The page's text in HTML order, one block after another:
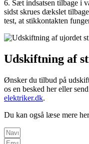
6. Sæt indsatsen tilbage i
sidst skrues dækslet
test, at stikkontakten
Udskiftning af
Ønsker du tilbud på
os en besked her eller
elektriker.dk.
Du kan også læse mere